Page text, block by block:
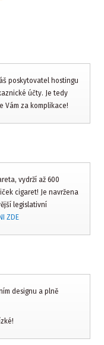
poskytovatel hostingu
účty. Je tedy
Vám za komplikace!
vydrží až 600
cigaret! Je navržena
legislativní
ZDE
designu a plně